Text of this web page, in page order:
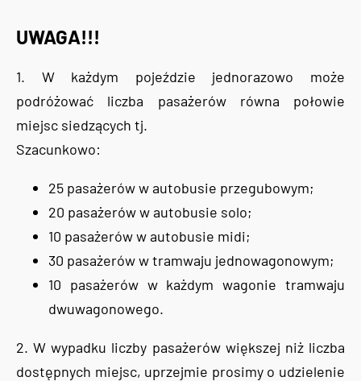
UWAGA!!!
1. W każdym pojeździe jednorazowo może
podróżować liczba pasażerów równa połowie
miejsc siedzących tj.
Szacunkowo:
25 pasażerów w autobusie przegubowym;
20 pasażerów w autobusie solo;
10 pasażerów w autobusie midi;
30 pasażerów w tramwaju jednowagonowym;
10 pasażerów w każdym wagonie tramwaju
dwuwagonowego.
2. W wypadku liczby pasażerów większej niż liczba
dostępnych miejsc, uprzejmie prosimy o udzielenie